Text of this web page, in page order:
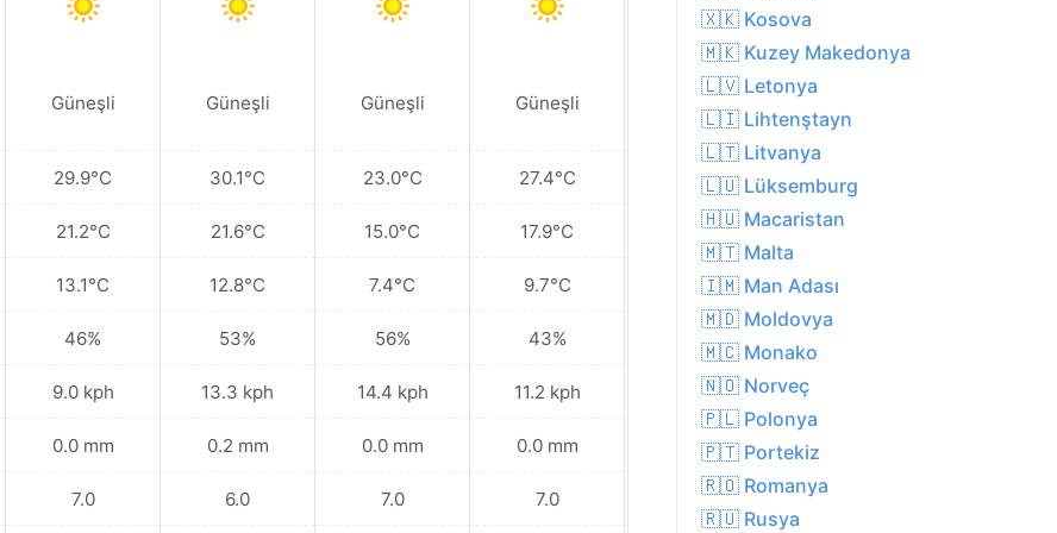
Güneşli
29.9°C
21.2°C
13.1°C
46%
9.0 kph
0.0 mm
7.0
Güneşli
30.1°C
21.6°C
12.8°C
53%
13.3 kph
0.2 mm
6.0
Güneşli
23.0°C
15.0°C
7.4°C
56%
14.4 kph
0.0 mm
7.0
Güneşli
27.4°C
17.9°C
9.7°C
43%
11.2 kph
0.0 mm
7.0
31.0°C
22.0°C
13.8°C
44%
10.8 kph
0.0 mm
8.0
🇽🇰 Kosova
🇲🇰 Kuzey Makedonya
🇱🇻 Letonya
🇱🇮 Lihtenştayn
🇱🇹 Litvanya
🇱🇺 Lüksemburg
🇭🇺 Macaristan
🇲🇹 Malta
🇮🇲 Man Adası
🇲🇩 Moldovya
🇲🇨 Monako
🇳🇴 Norveç
🇵🇱 Polonya
🇵🇹 Portekiz
🇷🇴 Romanya
🇷🇺 Rusya